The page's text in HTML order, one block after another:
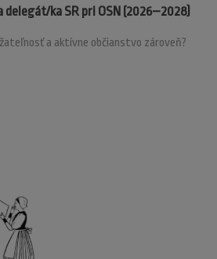
delegát/ka SR pri OSN (2026–2028)
a aktívne občianstvo zároveň?